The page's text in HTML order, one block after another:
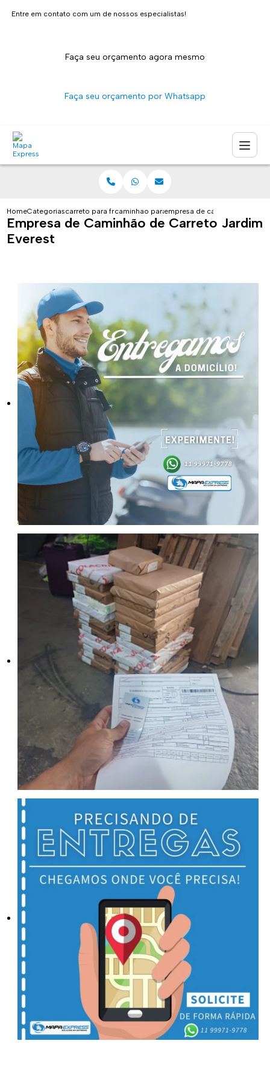
Entre em contato com um de nossos especialistas!
Faça seu orçamento agora mesmo
Faça seu orçamento por Whatsapp
HomeCategoriascarreto para fretescaminhao para carreto sao paulo
empresa de caminhao de
Empresa de Caminhão de Carreto Jardim
Everest